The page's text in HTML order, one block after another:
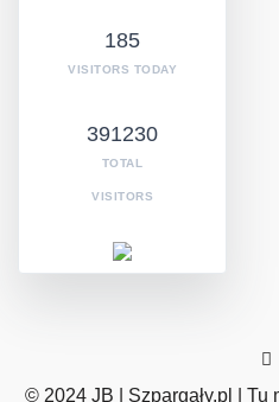
185
VISITORS TODAY
391230
TOTAL
VISITORS
© 2024 JB | Szpargały.pl |